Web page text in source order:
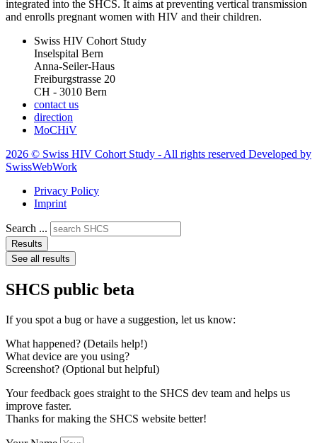
integrated into the SHCS. It aims at preventing vertical transmission
and enrolls pregnant women with HIV and their children.
Swiss HIV Cohort Study
Inselspital Bern
Anna-Seiler-Haus
Freiburgstrasse 20
CH - 3010 Bern
contact us
direction
MoCHiV
2026 © Swiss HIV Cohort Study - All rights reserved Developed by
SwissWebWork
Privacy Policy
Imprint
Search ...
Results
See all results
SHCS public beta
If you spot a bug or have a suggestion, let us know:
What happened? (Details help!)
What device are you using?
Screenshot? (Optional but helpful)
Your feedback goes straight to the SHCS dev team and helps us
improve faster.
Thanks for making the SHCS website better!